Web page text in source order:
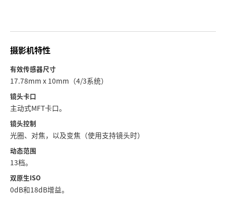
Singapore
South Africa
Spain
Turkey
Ukraine
摄影机特性
有效传感器尺寸
17.78mm x 10mm（4/3系统）
镜头卡口
主动式MFT卡口。
镜头控制
光圈、对焦，以及变焦（使用支持镜头时）
动态范围
13档。
双原生ISO
0dB和18dB增益。